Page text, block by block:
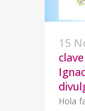
15
Hola